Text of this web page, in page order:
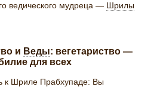
ведического мудреца — Шрилы
и Веды: вегетариство —
для всех
к Шриле Прабхупаде: Вы